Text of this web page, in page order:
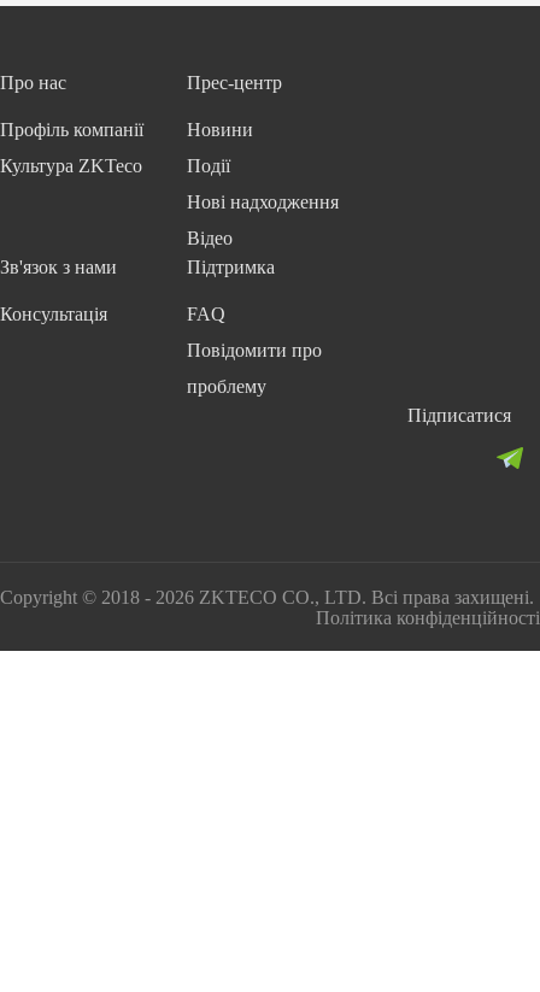
Про нас
Профіль компанії
Культура ZKTeco
Прес-центр
Новини
Події
Нові надходження
Відео
Зв'язок з нами
Консультація
Підтримка
FAQ
Повідомити про
проблему
Підписатися
Copyright © 2018 - 2026 ZKTECO CO., LTD. Всі права захищені.
Політика конфіденційності